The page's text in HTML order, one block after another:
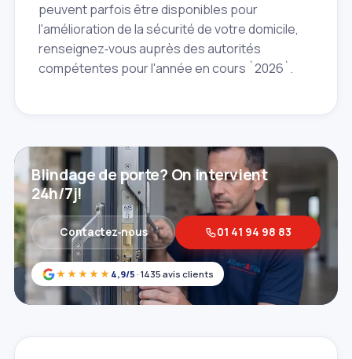
peuvent parfois être disponibles pour
l'amélioration de la sécurité de votre domicile,
renseignez‑vous auprès des autorités
compétentes pour l'année en cours `2026`.
★★★★★ 4,9/5 · 1435 avis clients
Blindage de porte? On intervient
24h/7j!
Contactez‑nous 01 41 94 98 83